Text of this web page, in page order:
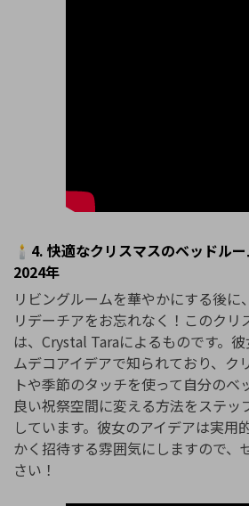
🕯️4. 快適なクリスマスのベッドル
2024年
リビングルームを華やかにする後に
リデーチアをお忘れなく！このクリ
は、Crystal Taraによるものです。
ムデコアイデアで知られており、ク
トや季節のタッチを使って自分のベ
良い祝祭空間に変える方法をステッ
しています。彼女のアイデアは実用
かく招待する雰囲気にしますので、
さい！